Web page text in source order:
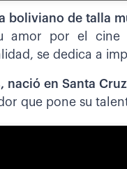
boliviano de talla
amor por el
se dedica a
nació en Santa
que pone su